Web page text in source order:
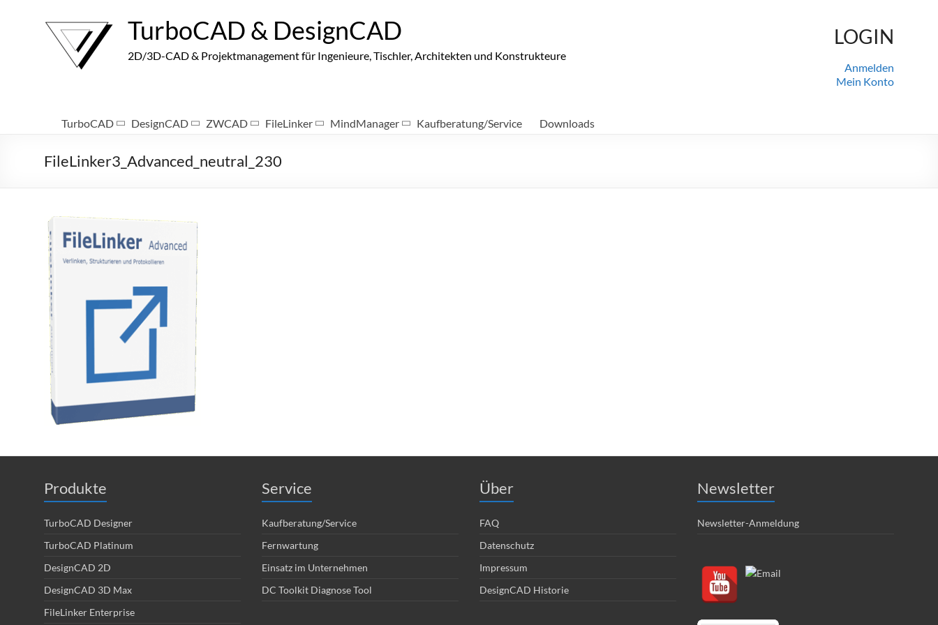
TurboCAD & DesignCAD
2D/3D-CAD & Projektmanagement für Ingenieure, Tischler, Architekten und Konstrukteure
LOGIN
Anmelden
Mein Konto
TurboCAD DesignCAD ZWCAD FileLinker MindManager Kaufberatung/Service Downloads
FileLinker3_Advanced_neutral_230
Produkte
TurboCAD Designer
TurboCAD Platinum
DesignCAD 2D
DesignCAD 3D Max
FileLinker Enterprise
Service
Kaufberatung/Service
Fernwartung
Einsatz im Unternehmen
DC Toolkit Diagnose Tool
Über
FAQ
Datenschutz
Impressum
DesignCAD Historie
Newsletter
Newsletter-Anmeldung